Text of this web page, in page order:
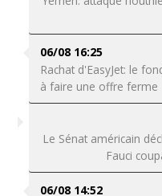
06/08 16:25
Rachat d'EasyJet: le
à faire une offre ferme
Le Sénat américain
Fauci
06/08 14:52